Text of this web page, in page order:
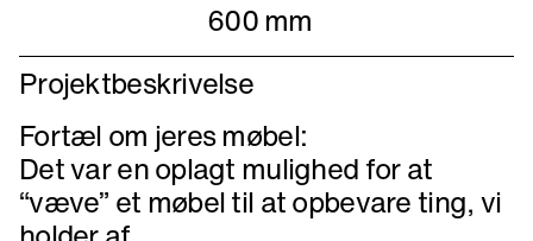
600 mm
Projektbeskrivelse
Fortæl om jeres møbel:
Det var en oplagt mulighed for at
“væve” et møbel til at opbevare ting, vi